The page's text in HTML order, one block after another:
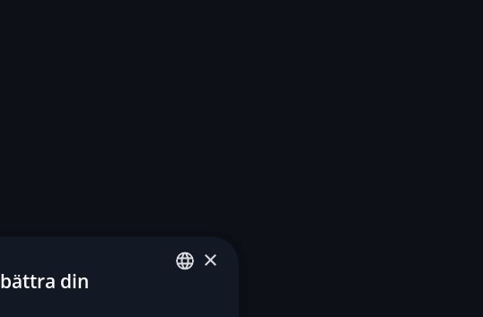
×
din